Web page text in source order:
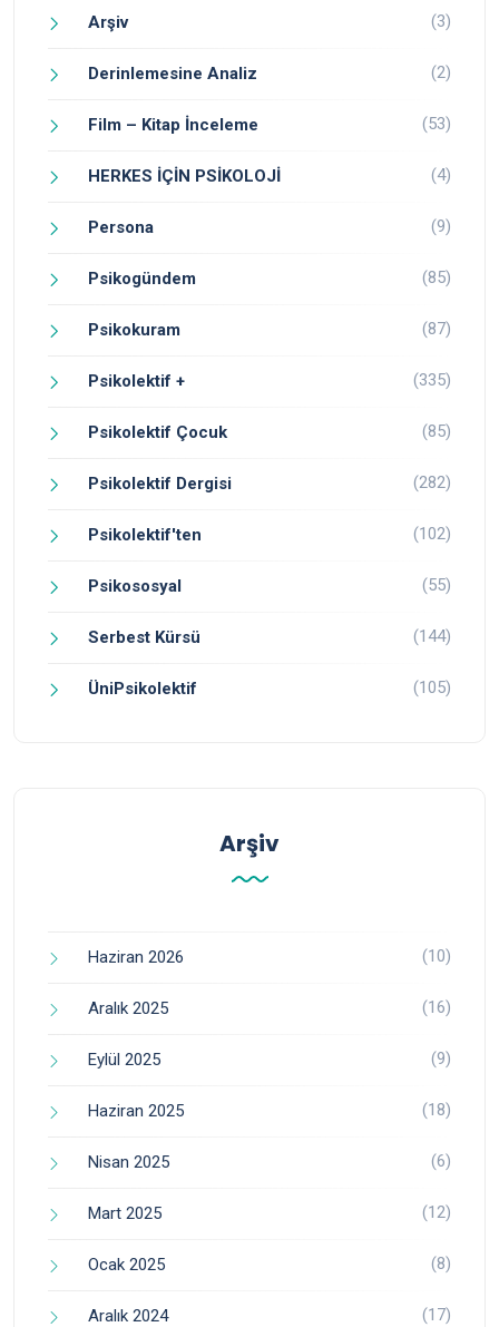
Arşiv (3)
Derinlemesine Analiz (2)
Film – Kitap İnceleme (53)
HERKES İÇİN PSİKOLOJİ (4)
Persona (9)
Psikogündem (85)
Psikokuram (87)
Psikolektif + (335)
Psikolektif Çocuk (85)
Psikolektif Dergisi (282)
Psikolektif'ten (102)
Psikososyal (55)
Serbest Kürsü (144)
ÜniPsikolektif (105)
Arşiv
Haziran 2026 (10)
Aralık 2025 (16)
Eylül 2025 (9)
Haziran 2025 (18)
Nisan 2025 (6)
Mart 2025 (12)
Ocak 2025 (8)
Aralık 2024 (17)